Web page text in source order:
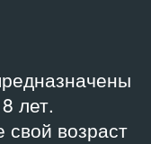
лет.
свой возраст